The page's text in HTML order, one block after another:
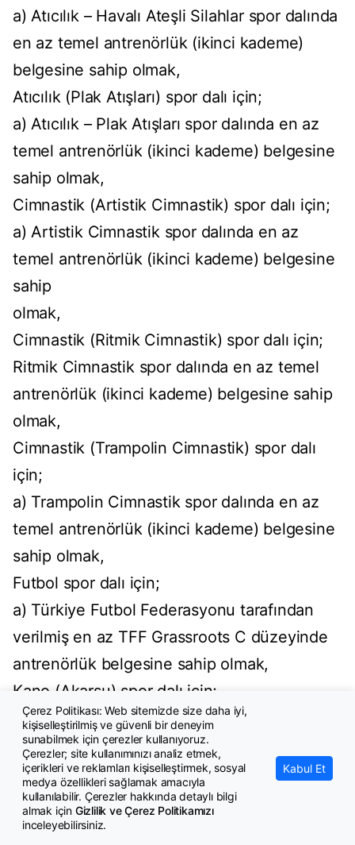
a) Atıcılık – Havalı Ateşli Silahlar spor dalında
en az temel antrenörlük (ikinci kademe)
belgesine sahip olmak,
Atıcılık (Plak Atışları) spor dalı için;
a) Atıcılık – Plak Atışları spor dalında en az
temel antrenörlük (ikinci kademe) belgesine
sahip olmak,
Cimnastik (Artistik Cimnastik) spor dalı için;
a) Artistik Cimnastik spor dalında en az
temel antrenörlük (ikinci kademe) belgesine
sahip
olmak,
Cimnastik (Ritmik Cimnastik) spor dalı için;
Ritmik Cimnastik spor dalında en az temel
antrenörlük (ikinci kademe) belgesine sahip
olmak,
Cimnastik (Trampolin Cimnastik) spor dalı
için;
a) Trampolin Cimnastik spor dalında en az
temel antrenörlük (ikinci kademe) belgesine
sahip olmak,
Futbol spor dalı için;
a) Türkiye Futbol Federasyonu tarafından
verilmiş en az TFF Grassroots C düzeyinde
antrenörlük belgesine sahip olmak,
Kano (Akarsu) spor dalı için;
a) Akarsu Kano spor dalında en az temel
antrenörlük (ikinci kademe) belgesine sahip
olmak,
Kano (Durgunsu) spor dalı için;
a) Durgunsu Kano spor dalında en az temel
Çerez Politikası: Web sitemizde size daha iyi,
kişiselleştirilmiş ve güvenli bir deneyim
sunabilmek için çerezler kullanıyoruz.
Çerezler; site kullanımınızı analiz etmek,
içerikleri ve reklamları kişiselleştirmek, sosyal
medya özellikleri sağlamak amacıyla
kullanılabilir. Çerezler hakkında detaylı bilgi
almak için Gizlilik ve Çerez Politikamızı
inceleyebilirsiniz.
Kabul Et